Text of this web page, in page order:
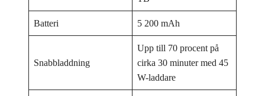
Batteri 5 200 mAh
Snabbladdning
Upp till 70 procent på
cirka 30 minuter med 45
W-laddare